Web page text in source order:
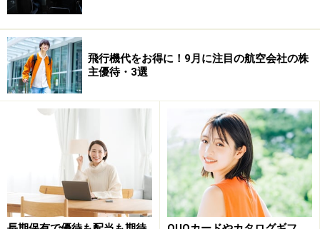
戦で行こうと思っています。自社製品が豊富なので、詰
め合わせ内容はとても充実していますよ。
【関連動画】桐谷さんが出演する動画はこちら！ 併せて
ご覧ください。
教えてくれたのは……桐谷広人さん
飛行機代をお得に！9月に注目の航空会社の株
主優待・3選